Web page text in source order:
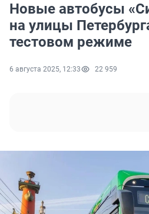
Новые автобусы
на улицы
тестовом режиме
6 августа 2025, 12:33 22 959